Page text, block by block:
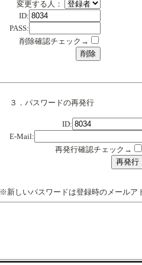
変更する人：
ID:
PASS:
削除確認チェック→
３．パスワードの再発行
ID:
E-Mail:
再発行確認チェック→
※新しいパスワードは登録時のメールア